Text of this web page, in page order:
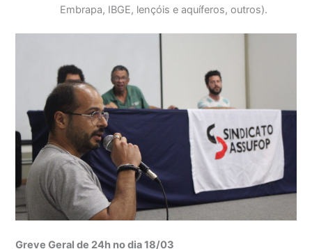
Embrapa, IBGE, lençóis e aquíferos, outros).
Greve Geral de 24h no dia 18/03